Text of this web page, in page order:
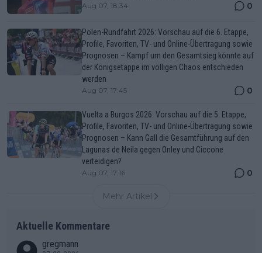
Aug 07, 18:34 0
Polen-Rundfahrt 2026: Vorschau auf die 6. Etappe,
Profile, Favoriten, TV- und Online-Übertragung sowie
Prognosen – Kampf um den Gesamtsieg könnte auf
der Königsetappe im völligen Chaos entschieden
werden
Aug 07, 17:45 0
Vuelta a Burgos 2026: Vorschau auf die 5. Etappe,
Profile, Favoriten, TV- und Online-Übertragung sowie
Prognosen – Kann Gall die Gesamtführung auf den
Lagunas de Neila gegen Onley und Ciccone
verteidigen?
Aug 07, 17:16 0
Mehr Artikel
Aktuelle Kommentare
gregmann